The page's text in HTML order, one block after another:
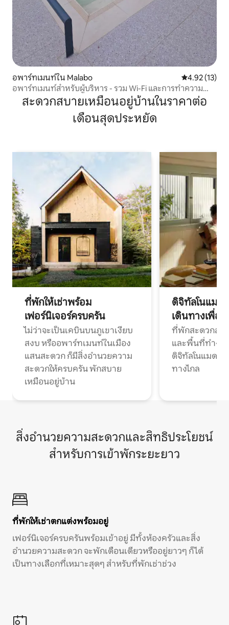
อพาร์ทเมนท์ใน Malabo คะแนนเฉลี่ย
4.92 (13)
อพาร์ทเมนท์สำหรับผู้บริหาร - รวม Wi-Fi และการทำความ
สะอาดแล้ว
สะดวกสบายเหมือนอยู่บ้านในราคาต่อ
เดือนสุดประหยัด
ที่พักให้เช่าพร้อม
เฟอร์นิเจอร์ครบครัน
ไม่ว่าจะเป็นเคบินบนภูเขาเงียบ
สงบ หรืออพาร์ทเมนท์ในเมือง
แสนสะดวก ก็มีสิ่งอำนวยความ
สะดวกให้ครบครัน พักสบาย
เหมือนอยู่บ้าน
ดิจิทัลโนแมด
เดินทางเพื่อ
ที่พักสะดวกสบ
และพื้นที่ทำงา
ดิจิทัลโนแมดแ
ทางไกล
สิ่งอำนวยความสะดวกและสิทธิประโยชน์
สำหรับการเข้าพักระยะยาว
ที่พักให้เช่าตกแต่งพร้อมอยู่
เฟอร์นิเจอร์ครบครันพร้อมเข้าอยู่ มีทั้งห้องครัวและสิ่ง
อำนวยความสะดวก จะพักเดือนเดียวหรืออยู่ยาวๆ ก็ได้
เป็นทางเลือกที่เหมาะสุดๆ สำหรับที่พักเช่าช่วง